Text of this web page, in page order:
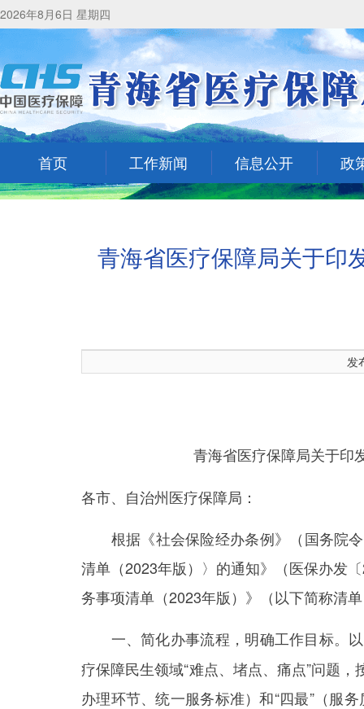
2026年8月6日 星期四
首页 工作新闻 信息公开 政
青海省医疗保障局关于印
发
青海省医疗保障局关于印
各市、自治州医疗保障局：
根据《社会保险经办条例》（国务院令
清单（2023年版）〉的通知》（医保办发
务事项清单（2023年版）》（以下简称清
一、简化办事流程，明确工作目标。
疗保障民生领域“难点、堵点、痛点”问题
办理环节、统一服务标准）和“四最”（服